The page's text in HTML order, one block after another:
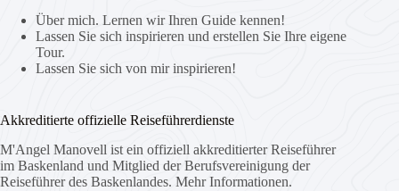
Über mich. Lernen wir Ihren Guide kennen!
Lassen Sie sich inspirieren und erstellen Sie Ihre eigene
Tour.
Lassen Sie sich von mir inspirieren!
Akkreditierte offizielle Reiseführerdienste
M'Angel Manovell ist ein offiziell akkreditierter Reiseführer
im Baskenland und Mitglied der Berufsvereinigung der
Reiseführer des Baskenlandes. Mehr Informationen.